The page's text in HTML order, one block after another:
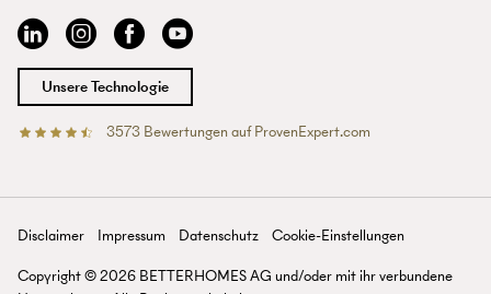
Jobs
Standorte
Presse
Immobilie bewerten
Immobilien-Ratgeber
Immobilienmakler/-in werden
Aargau
Basel
Chur
Lausanne
Luzern
St. Gallen
Zürichsee
Unsere Technologie
3573Bewertungen auf ProvenExpert.com
Disclaimer Impressum Datenschutz
Cookie-Einstellungen
Copyright ©2026 BETTERHOMES AG und/oder mit ihr verbundene